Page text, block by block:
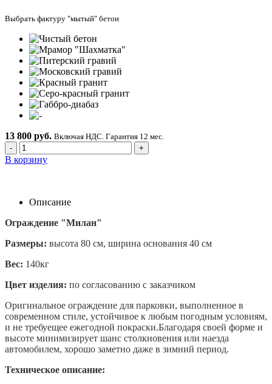
Выбрать фактуру "мытый" бетон
13 800 руб. Включая НДС. Гарантия 12 мес.
-
+
В корзину
Описание
Ограждение "Милан"
Размеры: высота 80 см, ширина основания 40 см
Вес: 140кг
Цвет изделия: по согласованию с заказчиком
Оригинальное ограждение для парковки, выполненное в
современном стиле, устойчивое к любым погодным условиям,
и не требуещее ежегодной покраски.Благодаря своей форме и
высоте минимизирует шанс столкновения или наезда
автомобилем, хорошо заметно даже в зимний период.
Техническое описание: